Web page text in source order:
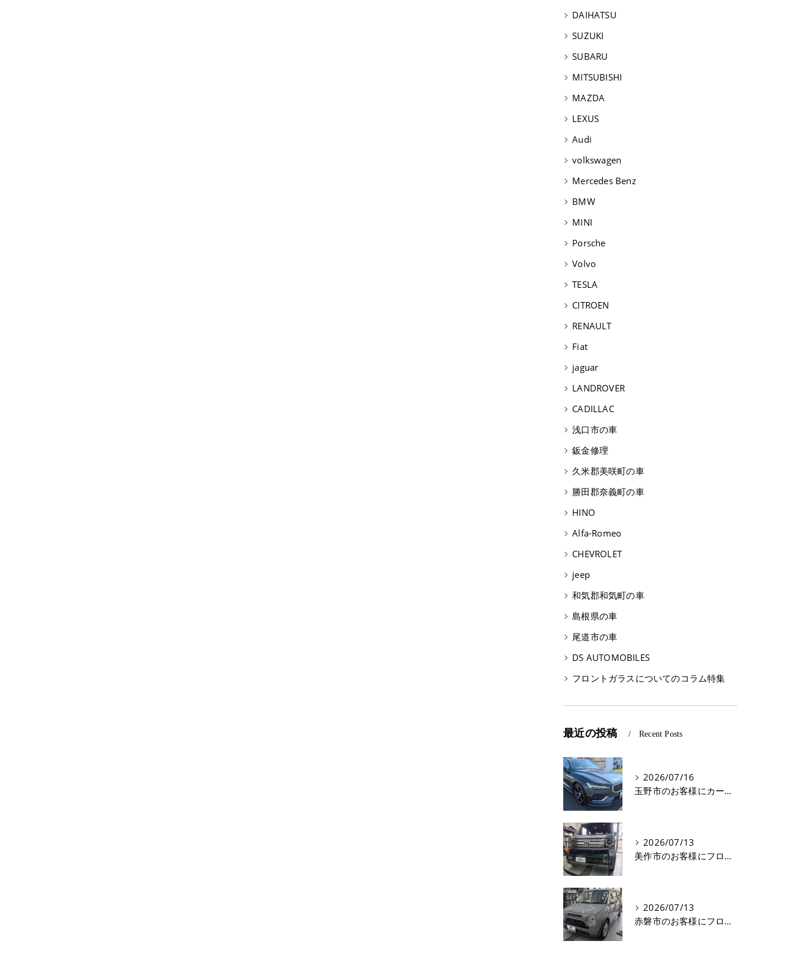
DAIHATSU
SUZUKI
SUBARU
MITSUBISHI
MAZDA
LEXUS
Audi
volkswagen
Mercedes Benz
BMW
MINI
Porsche
Volvo
TESLA
CITROEN
RENAULT
Fiat
jaguar
LANDROVER
CADILLAC
浅口市の車
鈑金修理
久米郡美咲町の車
勝田郡奈義町の車
HINO
Alfa-Romeo
CHEVROLET
jeep
和気郡和気町の車
島根県の車
尾道市の車
DS AUTOMOBILES
フロントガラスについてのコラム特集
最近の投稿 Recent Posts
2026/07/16
玉野市のお客様にカーフィルム(遮熱フィルム) V60【nexus株式会社】
2026/07/13
美作市のお客様にフロントガラス交換 N-VAN【nexus株式会社】
2026/07/13
赤磐市のお客様にフロントガラス飛び石修理 ラパン【nexus株式会社】